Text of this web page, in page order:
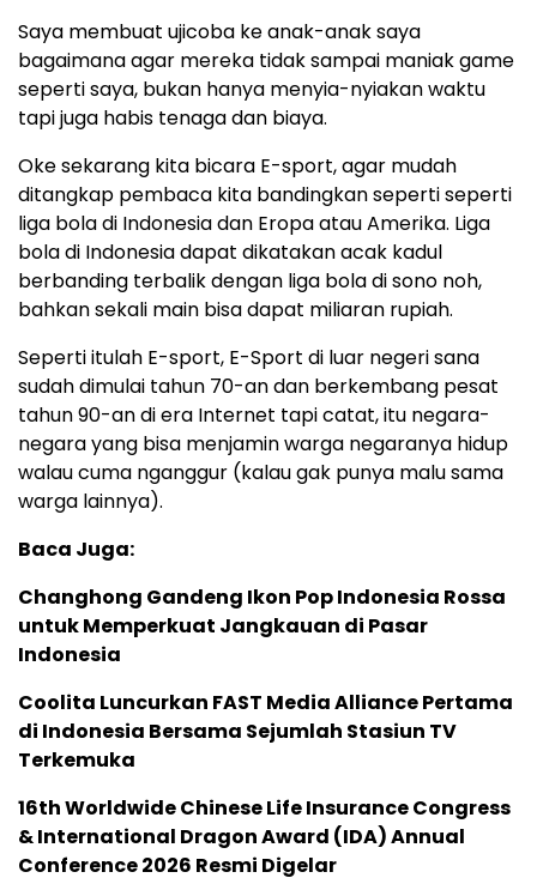
Saya membuat ujicoba ke anak-anak saya
bagaimana agar mereka tidak sampai maniak game
seperti saya, bukan hanya menyia-nyiakan waktu
tapi juga habis tenaga dan biaya.
Oke sekarang kita bicara E-sport, agar mudah
ditangkap pembaca kita bandingkan seperti seperti
liga bola di Indonesia dan Eropa atau Amerika. Liga
bola di Indonesia dapat dikatakan acak kadul
berbanding terbalik dengan liga bola di sono noh,
bahkan sekali main bisa dapat miliaran rupiah.
Seperti itulah E-sport, E-Sport di luar negeri sana
sudah dimulai tahun 70-an dan berkembang pesat
tahun 90-an di era Internet tapi catat, itu negara-
negara yang bisa menjamin warga negaranya hidup
walau cuma nganggur (kalau gak punya malu sama
warga lainnya).
Baca Juga:
Changhong Gandeng Ikon Pop Indonesia Rossa
untuk Memperkuat Jangkauan di Pasar
Indonesia
Coolita Luncurkan FAST Media Alliance Pertama
di Indonesia Bersama Sejumlah Stasiun TV
Terkemuka
16th Worldwide Chinese Life Insurance Congress
& International Dragon Award (IDA) Annual
Conference 2026 Resmi Digelar